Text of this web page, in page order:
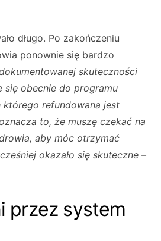
długo. Po zakończeniu
ponownie się bardzo
skuteczności
się obecnie do programu
refundowana jest
to, że muszę czekać na
aby móc otrzymać
okazało się skuteczne –
przez system